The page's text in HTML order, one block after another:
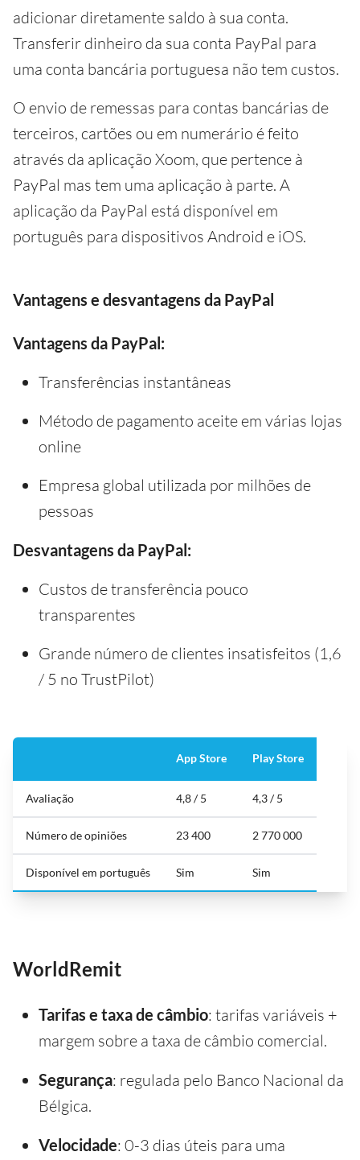
adicionar diretamente saldo à sua conta.
Transferir dinheiro da sua conta PayPal para
uma conta bancária portuguesa não tem custos.
O envio de remessas para contas bancárias de
terceiros, cartões ou em numerário é feito
através da aplicação Xoom, que pertence à
PayPal mas tem uma aplicação à parte. A
aplicação da PayPal está disponível em
português para dispositivos Android e iOS.
Vantagens e desvantagens da PayPal
Vantagens da PayPal:
Transferências instantâneas
Método de pagamento aceite em várias lojas
online
Empresa global utilizada por milhões de
pessoas
Desvantagens da PayPal:
Custos de transferência pouco
transparentes
Grande número de clientes insatisfeitos (1,6
/ 5 no TrustPilot)
App Store Play Store
Avaliação 4,8 / 5 4,3 / 5
Número de opiniões 23 400 2 770 000
Disponível em português Sim Sim
WorldRemit
Tarifas e taxa de câmbio: tarifas variáveis +
margem sobre a taxa de câmbio comercial.
Segurança: regulada pelo Banco Nacional da
Bélgica.
Velocidade: 0-3 dias úteis para uma